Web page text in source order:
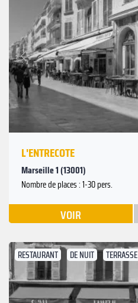
Précédent
L'ENTRECOTE
Marseille 1 (13001)
Nombre de places : 1-30 pers.
VOIR
RESTAURANT DE NUIT TERRASSE